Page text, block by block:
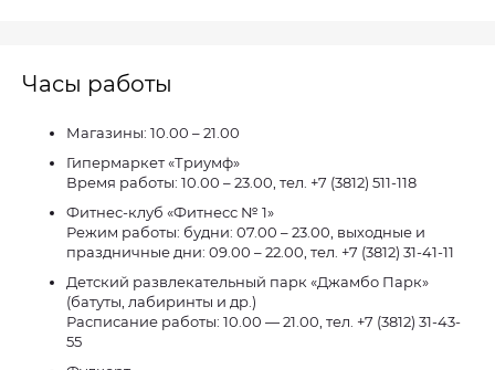
Часы работы
Магазины: 10.00 – 21.00
Гипермаркет «Триумф»
Время работы: 10.00 – 23.00, тел. +7 (3812) 511-118
Фитнес-клуб «Фитнесс № 1»
Режим работы: будни: 07.00 – 23.00, выходные и
праздничные дни: 09.00 – 22.00, тел. +7 (3812) 31-41-11
Детский развлекательный парк «Джамбо Парк»
(батуты, лабиринты и др.)
Расписание работы: 10.00 — 21.00, тел. +7 (3812) 31-43-
55